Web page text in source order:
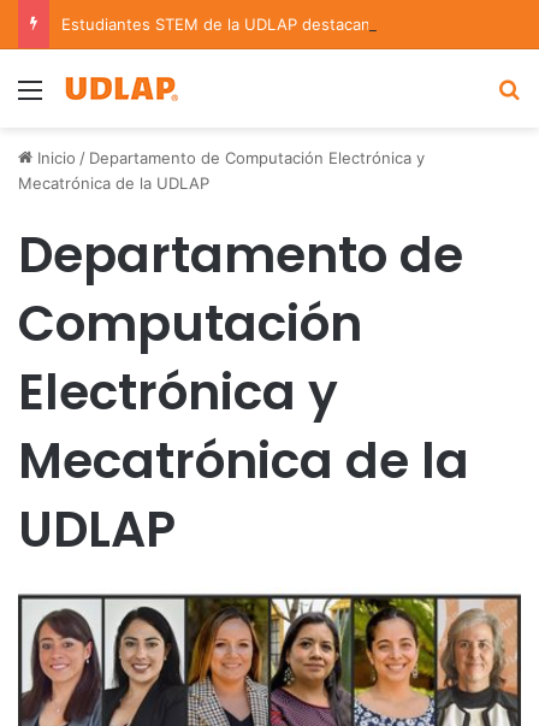
Menu
Inicio / Departamento de Computación Electrónica y
Mecatrónica de la UDLAP
Departamento de
Computación
Electrónica y
Mecatrónica de la
UDLAP